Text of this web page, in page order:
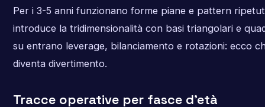
Per i 3-5 anni funzionano forme piane e pattern
introduce la tridimensionalità con basi triangolari e
su entrano leverage, bilanciamento e rotazioni: ecco
diventa divertimento.
Tracce operative per fasce d’età